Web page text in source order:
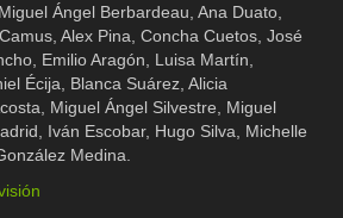
Ángel Berbardeau, Ana Duato,
Alex Pina, Concha Cuetos, José
Emilio Aragón, Luisa Martín,
Écija, Blanca Suárez, Alicia
Miguel Ángel Silvestre, Miguel
Iván Escobar, Hugo Silva, Michelle
Medina.